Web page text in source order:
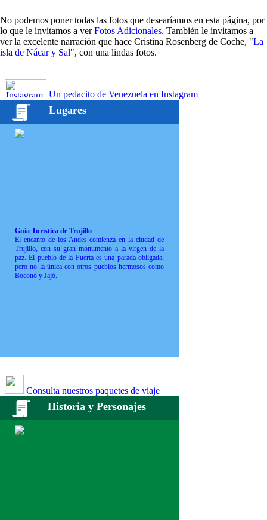
No podemos poner todas las fotos que desearíamos en esta página, por
lo que le invitamos a verFotos Adicionales. También le invitamos a
ver la excelente narración que hace Cristina Rosenberg de Coche, "La
isla de Nácar y Sal", con una lindas fotos.
Un pedacito de Venezuela en Instagram
Lugares
Guía Turística de Trujillo
El encanto de los Andes comienza en la ciudad de
Trujillo, con su gran monumento a la virgen de la
paz. El pueblo de la Puerta es una parada obligada,
pero no la única con otros pueblos hermosos como
Boconó y Jajó.
Consulta nuestros paquetes de viaje
Historia y Personajes